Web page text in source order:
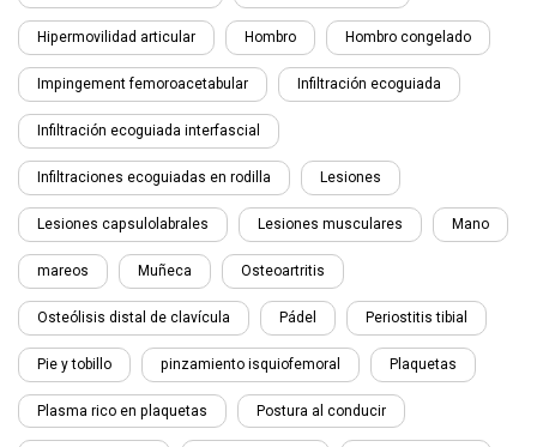
Hipermovilidad articular Hombro Hombro congelado
Impingement femoroacetabular Infiltración ecoguiada
Infiltración ecoguiada interfascial
Infiltraciones ecoguiadas en rodilla Lesiones
Lesiones capsulolabrales Lesiones musculares Mano
mareos Muñeca Osteoartritis
Osteólisis distal de clavícula Pádel Periostitis tibial
Pie y tobillo pinzamiento isquiofemoral Plaquetas
Plasma rico en plaquetas Postura al conducir